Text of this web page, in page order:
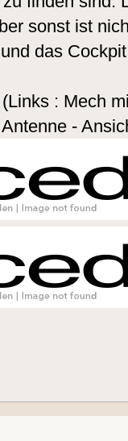
sonst ist
das
: Mech
-